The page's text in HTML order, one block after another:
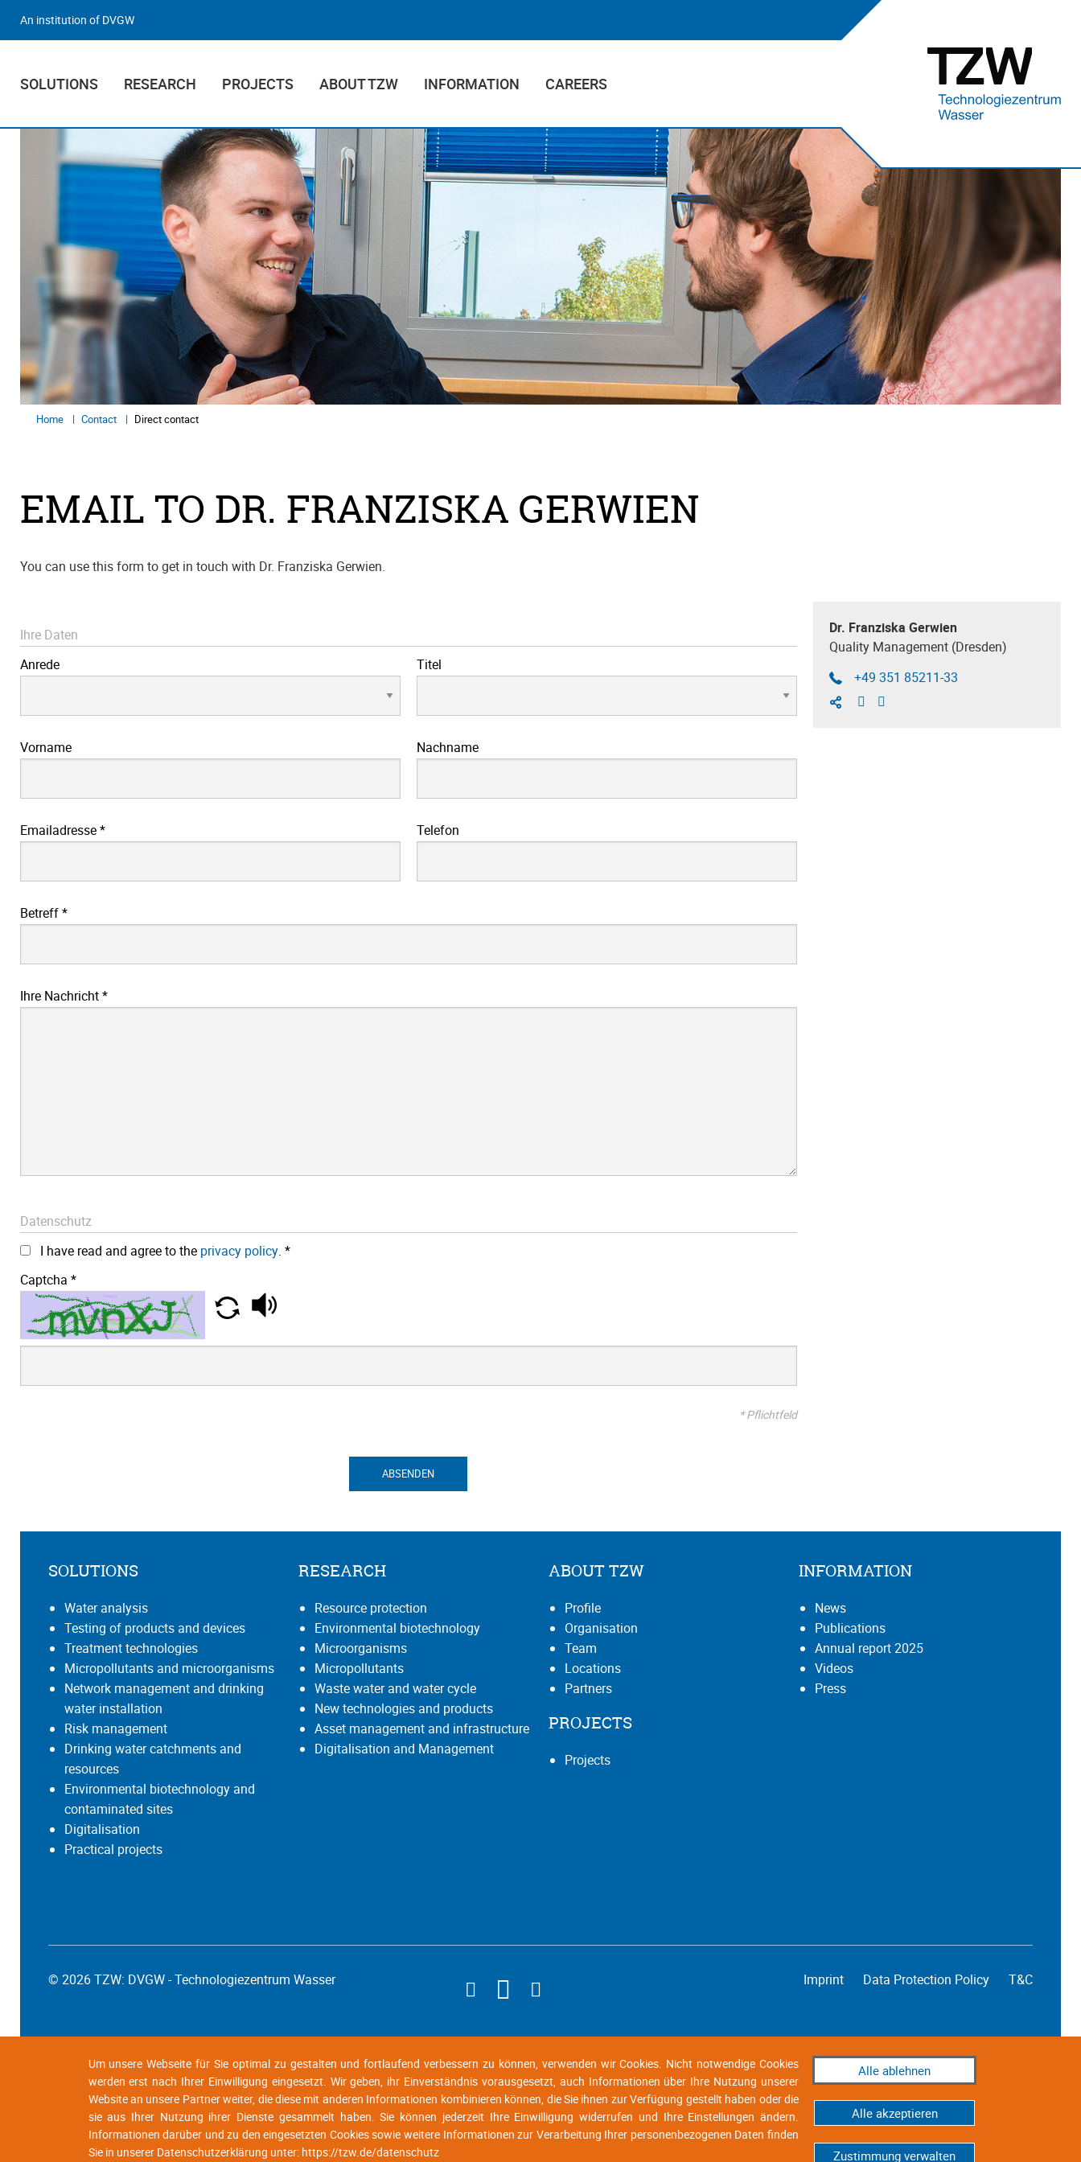
SOLUTIONS RESEARCH PROJECTS ABOUT TZW INFORMATION CAREERS
An institution of DVGW
Home Contact Direct contact
EMAIL TO DR. FRANZISKA GERWIEN
You can use this form to get in touch with Dr. Franziska Gerwien.
Ihre Daten
Anrede
Titel
Vorname Nachname
Emailadresse* Telefon
Betreff*
Ihre Nachricht*
Datenschutz
I have read and agree to the privacy policy. *
Captcha *
* Pflichtfeld
ABSENDEN
Dr. Franziska Gerwien
Quality Management (Dresden)
+49 351 85211-33
SOLUTIONS
Water analysis
Testing of products and devices
Treatment technologies
Micropollutants and microorganisms
Network management and drinking
water installation
Risk management
Drinking water catchments and
resources
Environmental biotechnology and
contaminated sites
Digitalisation
Practical projects
RESEARCH
Resource protection
Environmental biotechnology
Microorganisms
Micropollutants
Waste water and water cycle
New technologies and products
Asset management and infrastructure
Digitalisation and Management
ABOUT TZW
Profile
Organisation
Team
Locations
Partners
PROJECTS
Projects
INFORMATION
News
Publications
Annual report 2025
Videos
Press
© 2026 TZW: DVGW - Technologiezentrum Wasser Imprint Data Protection Policy T&C
Um unsere Webseite für Sie optimal zu gestalten und fortlaufend verbessern zu können, verwenden wir Cookies. Nicht notwendige Cookies
werden erst nach Ihrer Einwilligung eingesetzt. Wir geben, ihr Einverständnis vorausgesetzt, auch Informationen über Ihre Nutzung unserer
Website an unsere Partner weiter, die diese mit anderen Informationen kombinieren können, die Sie ihnen zur Verfügung gestellt haben oder die
sie aus Ihrer Nutzung ihrer Dienste gesammelt haben. Sie können jederzeit Ihre Einwilligung widerrufen und Ihre Einstellungen ändern.
Informationen darüber und zu den eingesetzten Cookies sowie weitere Informationen zur Verarbeitung Ihrer personenbezogenen Daten finden
Sie in unserer Datenschutzerklärung unter: https://tzw.de/datenschutz
Alle ablehnen
Alle akzeptieren
Zustimmung verwalten